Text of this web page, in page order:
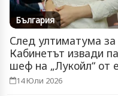
България
След ултиматума
Кабинетът извади
шеф на „Лукойл“ от
14 Юли 2026